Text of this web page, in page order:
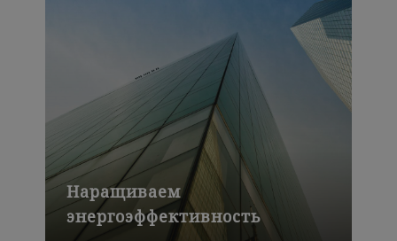
электротранспорта.
Наращиваем
энергоэффективность